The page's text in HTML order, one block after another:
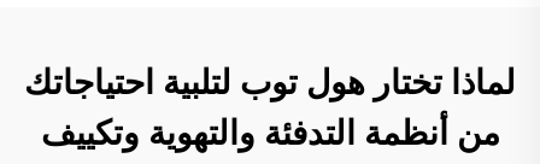
لماذا تختار هول توب لتلبية احتياجاتك
من أنظمة التدفئة والتهوية وتكييف